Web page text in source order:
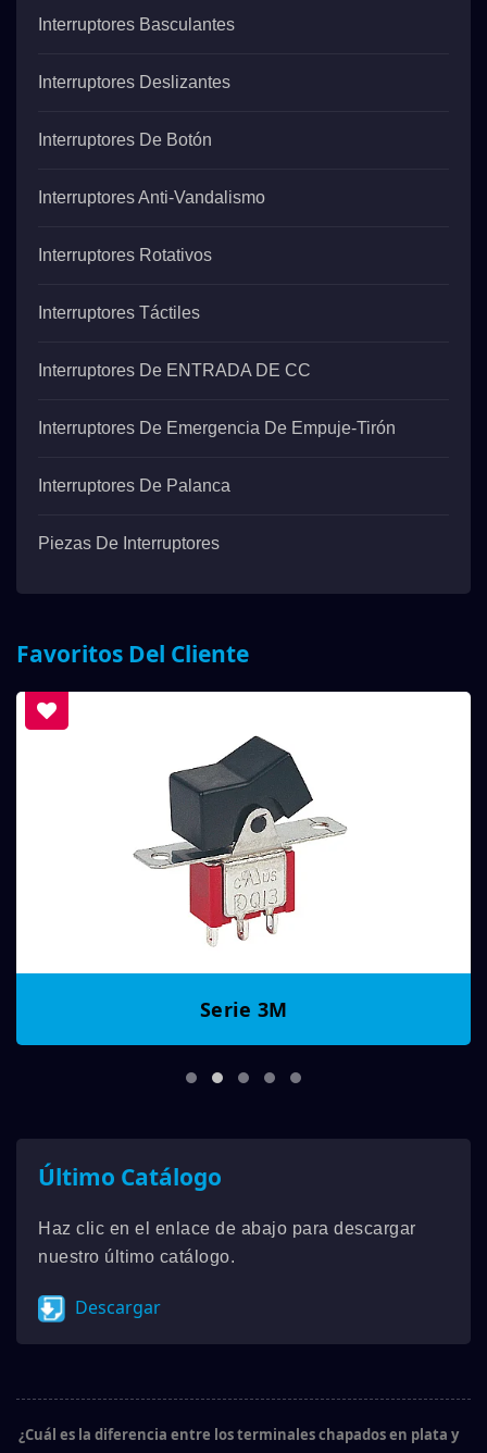
Interruptores Basculantes
Interruptores Deslizantes
Interruptores De Botón
Interruptores Anti-Vandalismo
Interruptores Rotativos
Interruptores Táctiles
Interruptores De ENTRADA DE CC
Interruptores De Emergencia De Empuje-Tirón
Interruptores De Palanca
Piezas De Interruptores
Favoritos Del Cliente
Serie 3M
Último Catálogo
Haz clic en el enlace de abajo para descargar
nuestro último catálogo.
Descargar
¿Cuál es la diferencia entre los terminales chapados en plata y